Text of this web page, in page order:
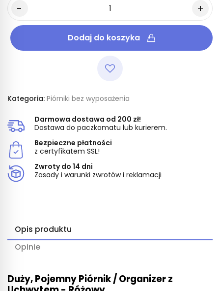
Dodaj do koszyka
Kategoria: Piórniki bez wyposażenia
Darmowa dostawa od 200 zł!
Dostawa do paczkomatu lub kurierem.
Bezpieczne płatności
z certyfikatem SSL!
Zwroty do 14 dni
Zasady i warunki zwrotów i reklamacji
Opis produktu
Opinie
Duży, Pojemny Piórnik / Organizer z